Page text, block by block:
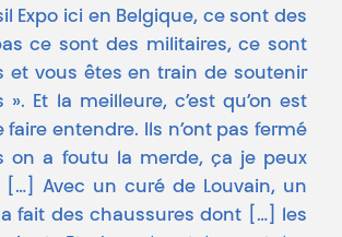
Expo ici en Belgique, ce sont des
ce sont des militaires, ce sont
et vous êtes en train de soutenir
». Et la meilleure, c’est qu’on est
faire entendre. Ils n’ont pas fermé
on a foutu la merde, ça je peux
[…] Avec un curé de Louvain, un
a fait des chaussures dont […] les